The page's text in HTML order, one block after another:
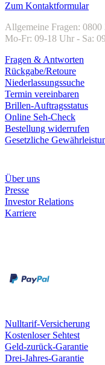
Zum Kontaktformular
Allgemeine Fragen: 0800
Mo-Fr: 09-18 Uhr - Sa:
Fragen & Antworten
Rückgabe/Retoure
Niederlassungssuche
Termin vereinbaren
Brillen-Auftragsstatus
Online Seh-Check
Bestellung widerrufen
Gesetzliche
Über uns
Presse
Investor Relations
Karriere
Nulltarif-Versicherung
Kostenloser Sehtest
Geld-zurück-Garantie
Drei-Jahres-Garantie